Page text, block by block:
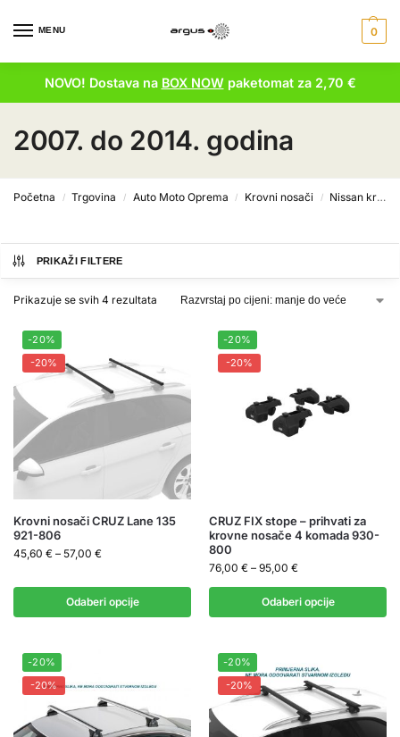
MENU 0
NOVO! Dostava na BOX NOWpaketomat za 2,70 €
2007. do 2014. godina
Početna / Trgovina / Auto Moto Oprema / Krovni nosači / Nissan krovni nosači
PRIKAŽI FILTERE
Prikazuje se svih 4 rezultata
-20%
-20%
Krovni nosači CRUZ Lane 135
921-806
45,60 € – 57,00 €
Odaberi opcije
-20%
-20%
CRUZ FIX stope – prihvati za
krovne nosače 4 komada 930-
800
76,00 € – 95,00 €
Odaberi opcije
-20%
-20%
-20%
-20%